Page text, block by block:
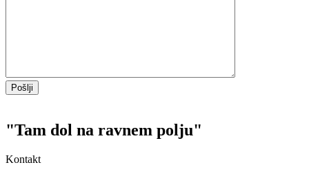
Pošlji
"Tam dol na ravnem polju"
Kontakt